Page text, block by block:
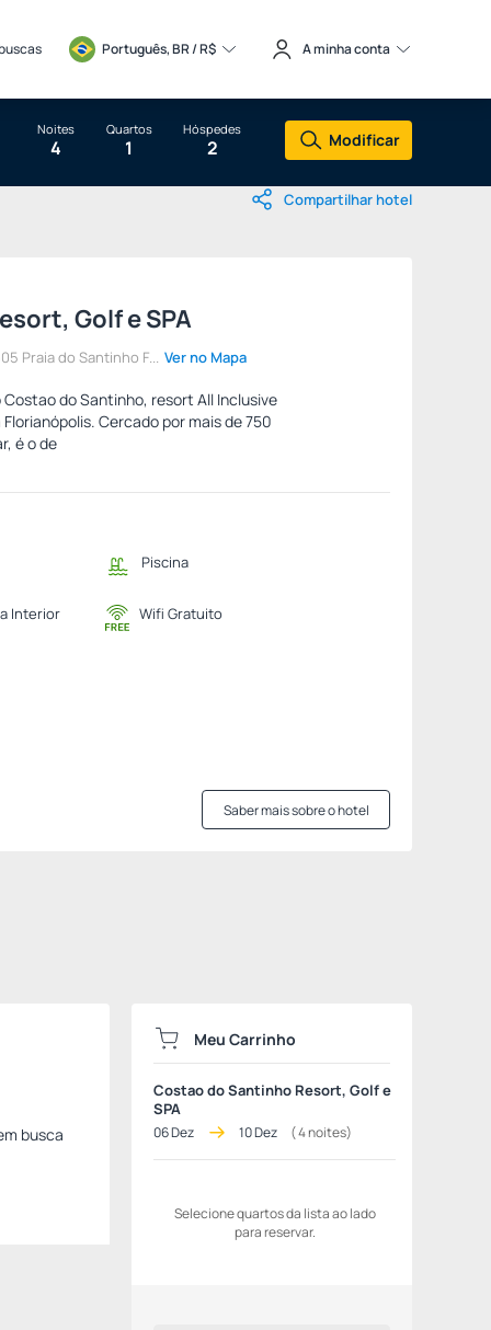
Português, BR / R$ A minha conta
Noites
4
Quartos
1
Hóspedes
2 Modificar
Compartilhar hotel
Golf e SPA
Praia do Santinho F... Ver no Mapa
do Santinho, resort All Inclusive
Cercado por mais de 750
é o de
Piscina
Interior Wifi Gratuito
Saber mais sobre o hotel
busca
Meu Carrinho
Costao do Santinho Resort, Golf e
SPA
06 Dez 10 Dez (4noites)
Selecione quartos da lista ao lado
para reservar.